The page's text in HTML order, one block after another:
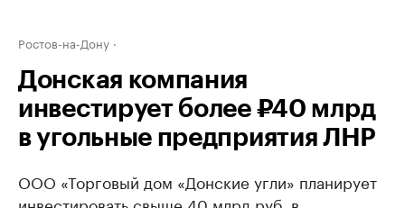
Ростов-на-Дону
Донская компания
инвестирует более ₽40 млрд
в угольные предприятия ЛНР
ООО «Торговый дом «Донские угли» планирует